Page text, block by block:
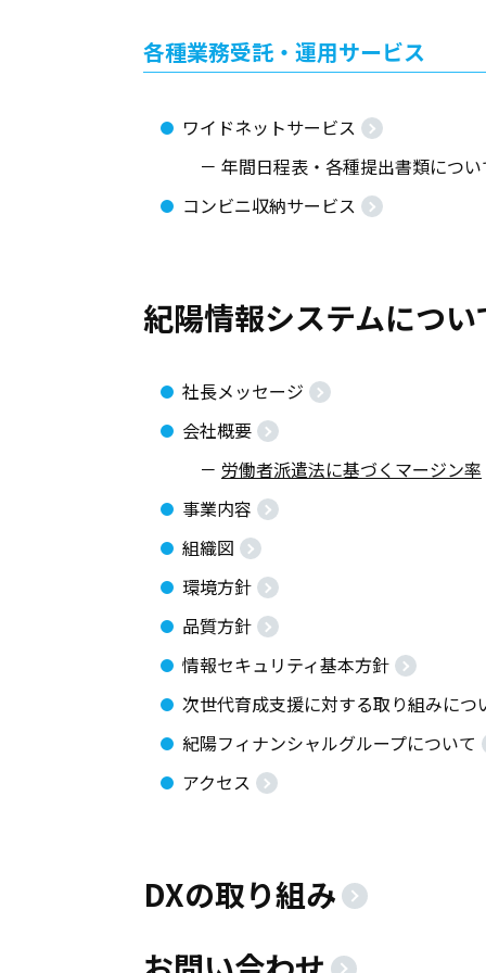
各種業務受託・運用サービス
ワイドネットサービス
－ 年間日程表・各種提出書類につ
コンビニ収納サービス
紀陽情報システムについ
社長メッセージ
会社概要
－ 労働者派遣法に基づくマージン率
事業内容
組織図
環境方針
品質方針
情報セキュリティ基本方針
次世代育成支援に対する取り組みにつ
紀陽フィナンシャルグループについて
アクセス
DXの取り組み